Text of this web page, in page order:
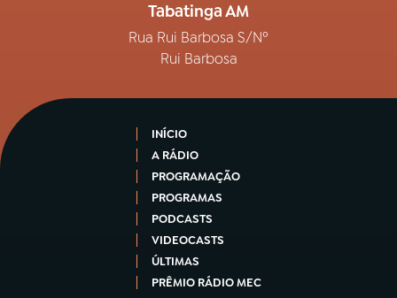
Tabatinga AM
Rua Rui Barbosa S/Nº
Rui Barbosa
INÍCIO
A RÁDIO
PROGRAMAÇÃO
PROGRAMAS
PODCASTS
VIDEOCASTS
ÚLTIMAS
PRÊMIO RÁDIO MEC